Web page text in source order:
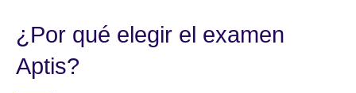
language
¿Por qué elegir el examen
Aptis?